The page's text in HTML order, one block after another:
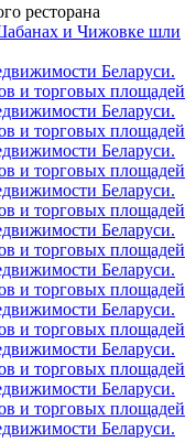
ресторана
и Чижовке шли
Беларуси.
и торговых площадей
Беларуси.
и торговых площадей
Беларуси.
и торговых площадей
Беларуси.
и торговых площадей
Беларуси.
и торговых площадей
Беларуси.
и торговых площадей
Беларуси.
и торговых площадей
Беларуси.
и торговых площадей
Беларуси.
и торговых площадей
Беларуси.